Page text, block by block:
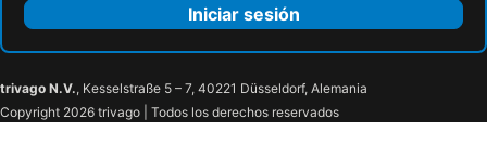
Iniciar sesión
trivago N.V., Kesselstraße 5 – 7, 40221 Düsseldorf, Alemania
Copyright 2026 trivago | Todos los derechos reservados